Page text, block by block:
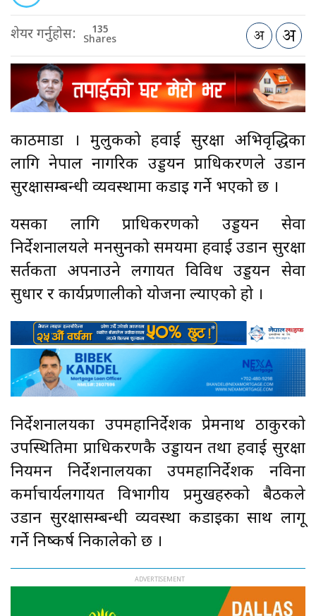
शेयर गर्नुहोस: 135
Shares
काठमाडौँ । मुलुकको हवाई सुरक्षा अभिवृद्धिका
लागि नेपाल नागरिक उड्डयन प्राधिकरणले उडान
सुरक्षासम्बन्धी व्यवस्थामा कडाइ गर्ने भएको छ ।
यसका लागि प्राधिकरणको उड्डयन सेवा
निर्देशनालयले मनसुनको समयमा हवाई उडान सुरक्षा
सर्तकता अपनाउने लगायत विविध उड्डयन सेवा
सुधार र कार्यप्रणालीको योजना ल्याएको हो ।
निर्देशनालयका उपमहानिर्देशक प्रेमनाथ ठाकुरको
उपस्थितिमा प्राधिकरणकै उड्डायन तथा हवाई सुरक्षा
नियमन निर्देशनालयका उपमहानिर्देशक नविना
कर्माचार्यलगायत विभागीय प्रमुखहरुको बैठकले
उडान सुरक्षासम्बन्धी व्यवस्था कडाइका साथ लागू
गर्ने निष्कर्ष निकालेको छ ।